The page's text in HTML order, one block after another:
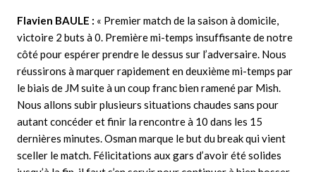
Flavien BAULE : « Premier match de la saison à domicile,
victoire 2 buts à 0. Première mi-temps insuffisante de notre
côté pour espérer prendre le dessus sur l’adversaire. Nous
réussirons à marquer rapidement en deuxième mi-temps par
le biais de JM suite à un coup franc bien ramené par Mish.
Nous allons subir plusieurs situations chaudes sans pour
autant concéder et finir la rencontre à 10 dans les 15
dernières minutes. Osman marque le but du break qui vient
sceller le match. Félicitations aux gars d’avoir été solides